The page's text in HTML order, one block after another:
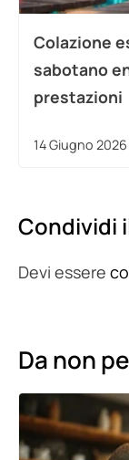
Colazione
sabotano
prestazioni
14 Giugno 2026
Condividi
Devi essere
Da non